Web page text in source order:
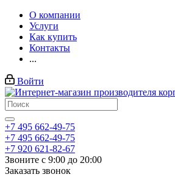
О компании
Услуги
Как купить
Контакты
...
Войти
+7 495 662-49-75
+7 495 662-49-75
+7 920 621-82-67
Звоните с 9:00 до 20:00
Заказать звонок